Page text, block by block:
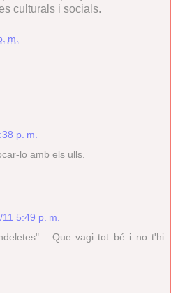
culturals i socials.
m.
p. m.
lo amb els ulls.
5:49 p. m.
Que vagi tot bé i no t'hi